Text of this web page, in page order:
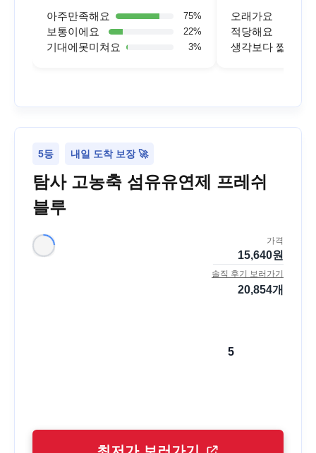
아주만족해요 75%
보통이에요 22%
기대에못미쳐요 3%
오래가요
적당해요
생각보다 짧아요
5등 내일 도착 보장 🚀
탐사 고농축 섬유유연제 프레쉬
블루
가격
15,640원
솔직 후기 보러가기
20,854개
5